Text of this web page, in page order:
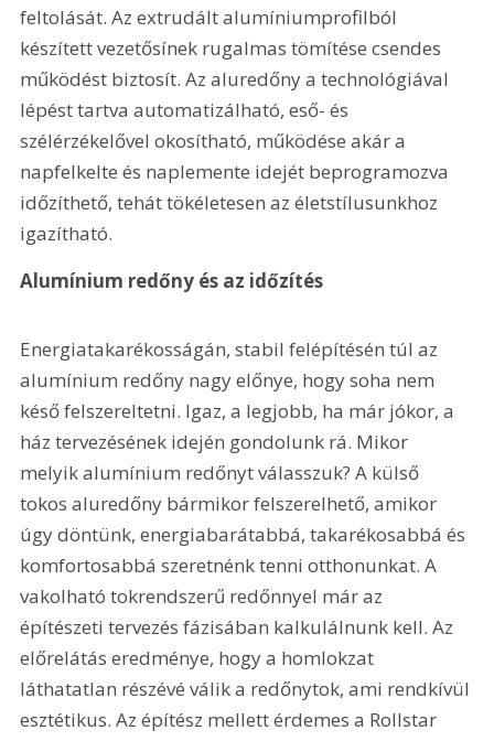
feltolását. Az extrudált alumíniumprofilból
készített vezetősínek rugalmas tömítése csendes
működést biztosít. Az aluredőny a technológiával
lépést tartva automatizálható, eső- és
szélérzékelővel okosítható, működése akár a
napfelkelte és naplemente idejét beprogramozva
időzíthető, tehát tökéletesen az életstílusunkhoz
igazítható.
Alumínium redőny és az időzítés
Energiatakarékosságán, stabil felépítésén túl az
alumínium redőny nagy előnye, hogy soha nem
késő felszereltetni. Igaz, a legjobb, ha már jókor, a
ház tervezésének idején gondolunk rá. Mikor
melyik alumínium redőnyt válasszuk? A külső
tokos aluredőny bármikor felszerelhető, amikor
úgy döntünk, energiabarátabbá, takarékosabbá és
komfortosabbá szeretnénk tenni otthonunkat. A
vakolható tokrendszerű redőnnyel már az
építészeti tervezés fázisában kalkulálnunk kell. Az
előrelátás eredménye, hogy a homlokzat
láthatatlan részévé válik a redőnytok, ami rendkívül
esztétikus. Az építész mellett érdemes a Rollstar